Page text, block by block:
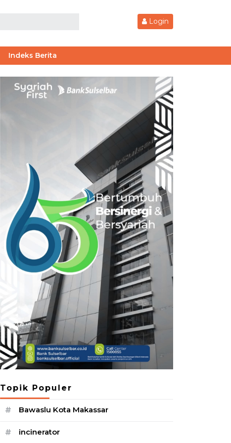
Login
Indeks Berita
Topik Populer
# Bawaslu Kota Makassar
# incinerator